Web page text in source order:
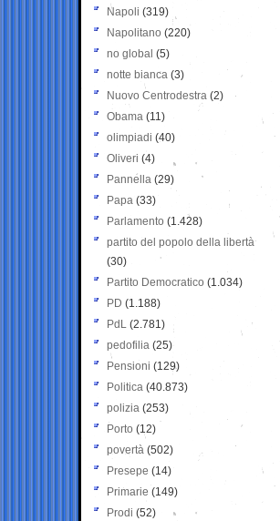
Napoli (319)
Napolitano (220)
no global (5)
notte bianca (3)
Nuovo Centrodestra (2)
Obama (11)
olimpiadi (40)
Oliveri (4)
Pannella (29)
Papa (33)
Parlamento (1.428)
partito del popolo della libertà
(30)
Partito Democratico (1.034)
PD (1.188)
PdL (2.781)
pedofilia (25)
Pensioni (129)
Politica (40.873)
polizia (253)
Porto (12)
povertà (502)
Presepe (14)
Primarie (149)
Prodi (52)